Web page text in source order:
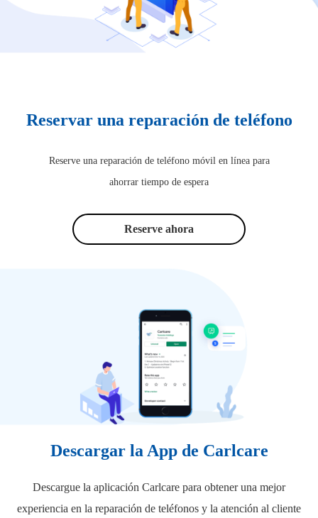
Reservar una reparación de teléfono
Reserve una reparación de teléfono móvil en línea para
ahorrar tiempo de espera
Reserve ahora
Descargar la App de Carlcare
Descargue la aplicación Carlcare para obtener una mejor
experiencia en la reparación de teléfonos y la atención al cliente